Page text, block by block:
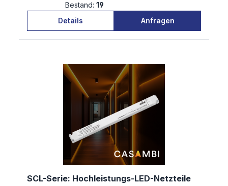
Bestand: 19
Details
Anfragen
SCL-Serie: Hochleistungs-LED-Netzteile